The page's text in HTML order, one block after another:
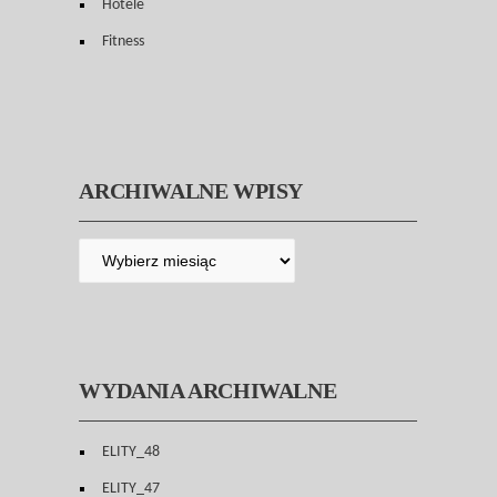
Hotele
Fitness
ARCHIWALNE WPISY
WYDANIA ARCHIWALNE
ELITY_48
ELITY_47